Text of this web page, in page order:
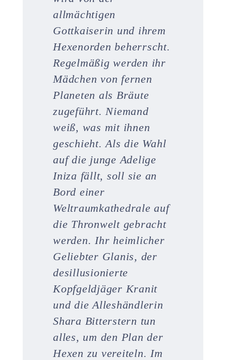
allmächtigen
Gottkaiserin und ihrem
Hexenorden beherrscht.
Regelmäßig werden ihr
Mädchen von fernen
Planeten als Bräute
zugeführt. Niemand
weiß, was mit ihnen
geschieht. Als die Wahl
auf die junge Adelige
Iniza fällt, soll sie an
Bord einer
Weltraumkathedrale auf
die Thronwelt gebracht
werden. Ihr heimlicher
Geliebter Glanis, der
desillusionierte
Kopfgeldjäger Kranit
und die Alleshändlerin
Shara Bitterstern tun
alles, um den Plan der
Hexen zu vereiteln. Im